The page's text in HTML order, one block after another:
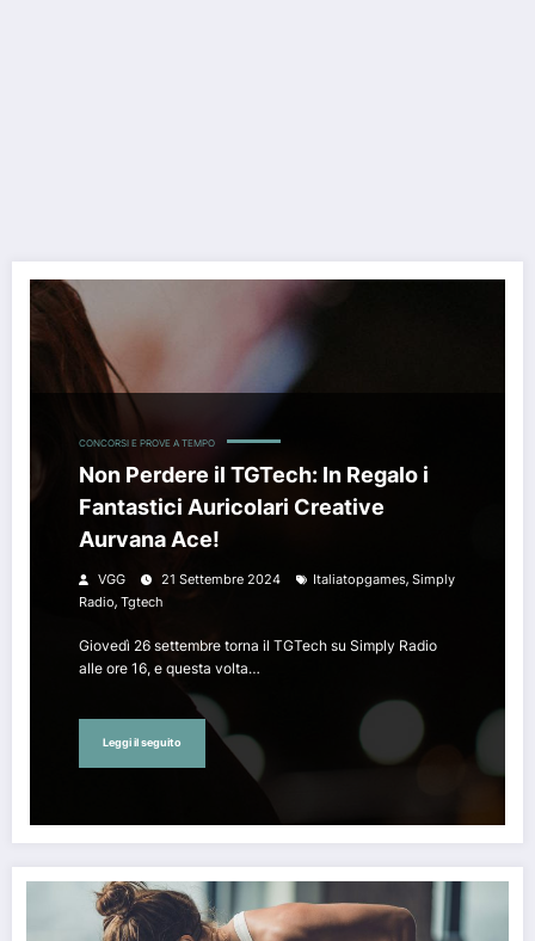
Non Perdere il TGTech: In Regalo i Fantastici Auricolari Creative
CONCORSI E PROVE A TEMPO
Non Perdere il TGTech: In Regalo i
Fantastici Auricolari Creative
Aurvana Ace!
VGG 21 Settembre 2024 Italiatopgames, Simply
Radio, Tgtech
Giovedì 26 settembre torna il TGTech su Simply Radio
alle ore 16, e questa volta…
Leggi il seguito